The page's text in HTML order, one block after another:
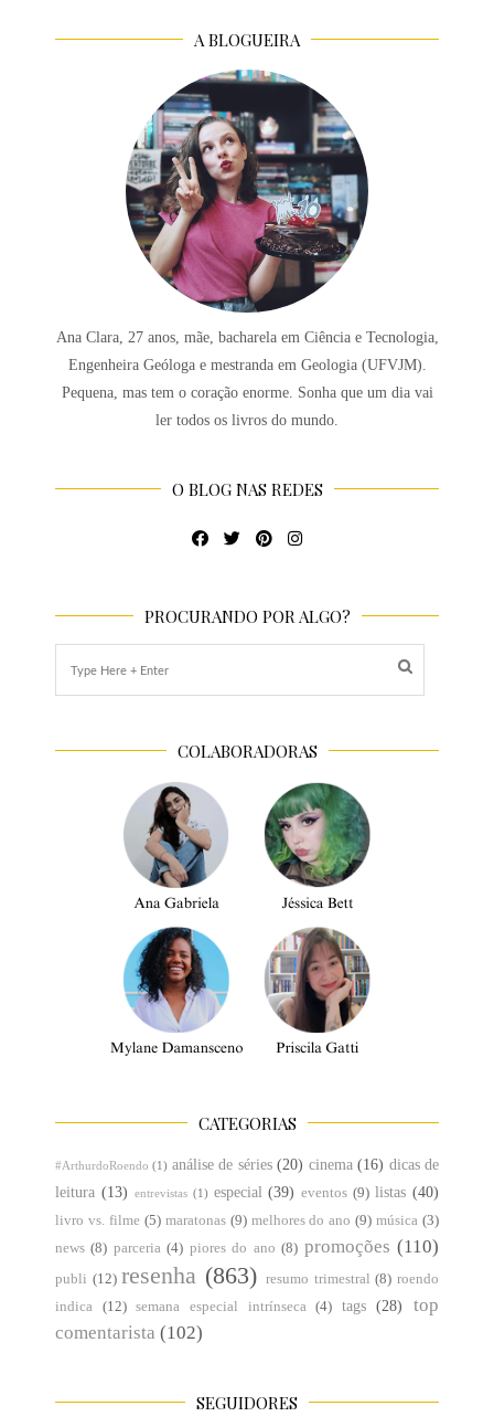
A BLOGUEIRA
Ana Clara, 27 anos, mãe, bacharela em Ciência e Tecnologia,
Engenheira Geóloga e mestranda em Geologia (UFVJM).
Pequena, mas tem o coração enorme. Sonha que um dia vai
ler todos os livros do mundo.
O BLOG NAS REDES
PROCURANDO POR ALGO?
COLABORADORAS
CATEGORIAS
#ArthurdoRoendo (1) análise de séries (20) cinema (16) dicas de
leitura (13) entrevistas (1) especial (39) eventos (9) listas (40)
livro vs. filme (5) maratonas (9) melhores do ano (9) música (3)
news (8) parceria (4) piores do ano (8) promoções (110)
publi (12) resenha (863) resumo trimestral (8) roendo
indica
(12) semana especial intrínseca (4) tags (28)
top
comentarista (102)
SEGUIDORES